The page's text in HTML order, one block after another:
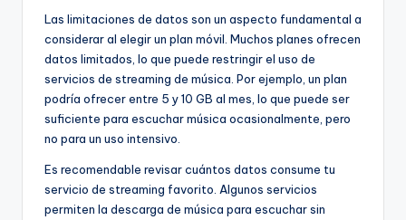
Las limitaciones de datos son un aspecto fundamental a
considerar al elegir un plan móvil. Muchos planes ofrecen
datos limitados, lo que puede restringir el uso de
servicios de streaming de música. Por ejemplo, un plan
podría ofrecer entre 5 y 10 GB al mes, lo que puede ser
suficiente para escuchar música ocasionalmente, pero
no para un uso intensivo.
Es recomendable revisar cuántos datos consume tu
servicio de streaming favorito. Algunos servicios
permiten la descarga de música para escuchar sin